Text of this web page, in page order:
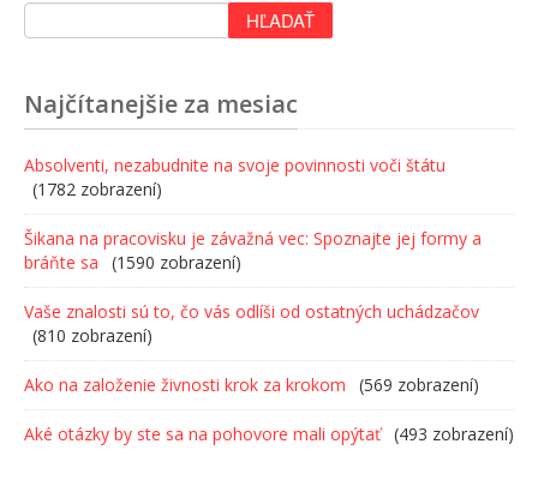
Najčítanejšie za mesiac
Absolventi, nezabudnite na svoje povinnosti voči štátu
(1782 zobrazení)
Šikana na pracovisku je závažná vec: Spoznajte jej formy a
bráňte sa
(1590 zobrazení)
Vaše znalosti sú to, čo vás odlíši od ostatných uchádzačov
(810 zobrazení)
Ako na založenie živnosti krok za krokom (569 zobrazení)
Aké otázky by ste sa na pohovore mali opýtať (493 zobrazení)